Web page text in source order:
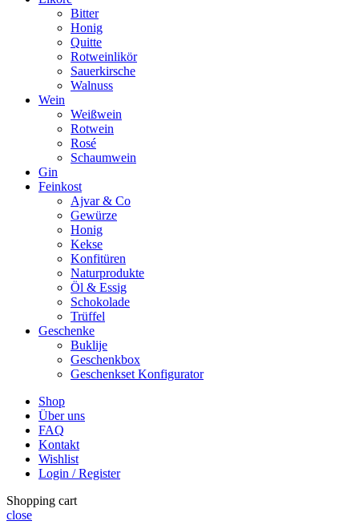
Bitter
Honig
Quitte
Rotweinlikör
Sauerkirsche
Walnuss
Wein
Weißwein
Rotwein
Rosé
Schaumwein
Gin
Feinkost
Ajvar & Co
Gewürze
Honig
Kekse
Konfitüren
Naturprodukte
Öl & Essig
Schokolade
Trüffel
Geschenke
Buklije
Geschenkbox
Geschenkset Konfigurator
Shop
Über uns
FAQ
Kontakt
Wishlist
Login / Register
Shopping cart
close